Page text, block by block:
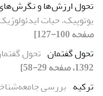
تحول ارزش‌‌ها و
یوتوپیک، حیات
صفحه 100-127]
تحول گفتمان تحول
1392، صفحه 29-58]
ترکیه بررسی